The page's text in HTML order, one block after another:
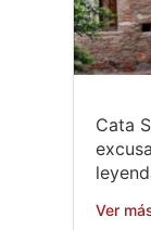
Cata
Ver